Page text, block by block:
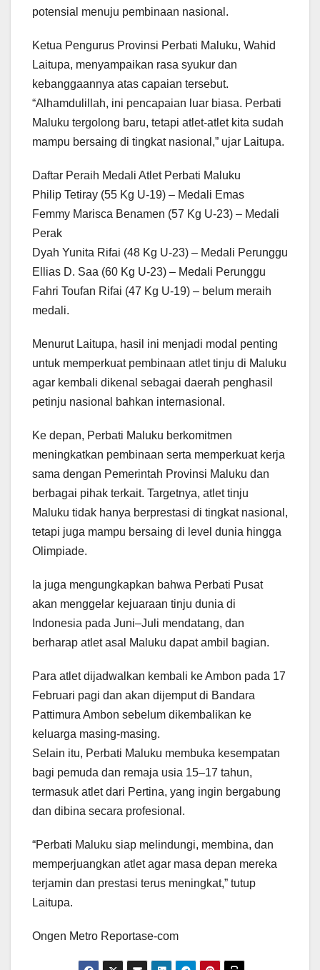
potensial menuju pembinaan nasional.
Ketua Pengurus Provinsi Perbati Maluku, Wahid
Laitupa, menyampaikan rasa syukur dan
kebanggaannya atas capaian tersebut.
“Alhamdulillah, ini pencapaian luar biasa. Perbati
Maluku tergolong baru, tetapi atlet-atlet kita sudah
mampu bersaing di tingkat nasional,” ujar Laitupa.
Daftar Peraih Medali Atlet Perbati Maluku
Philip Tetiray (55 Kg U-19) – Medali Emas
Femmy Marisca Benamen (57 Kg U-23) – Medali
Perak
Dyah Yunita Rifai (48 Kg U-23) – Medali Perunggu
Ellias D. Saa (60 Kg U-23) – Medali Perunggu
Fahri Toufan Rifai (47 Kg U-19) – belum meraih
medali.
Menurut Laitupa, hasil ini menjadi modal penting
untuk memperkuat pembinaan atlet tinju di Maluku
agar kembali dikenal sebagai daerah penghasil
petinju nasional bahkan internasional.
Ke depan, Perbati Maluku berkomitmen
meningkatkan pembinaan serta memperkuat kerja
sama dengan Pemerintah Provinsi Maluku dan
berbagai pihak terkait. Targetnya, atlet tinju
Maluku tidak hanya berprestasi di tingkat nasional,
tetapi juga mampu bersaing di level dunia hingga
Olimpiade.
Ia juga mengungkapkan bahwa Perbati Pusat
akan menggelar kejuaraan tinju dunia di
Indonesia pada Juni–Juli mendatang, dan
berharap atlet asal Maluku dapat ambil bagian.
Para atlet dijadwalkan kembali ke Ambon pada 17
Februari pagi dan akan dijemput di Bandara
Pattimura Ambon sebelum dikembalikan ke
keluarga masing-masing.
Selain itu, Perbati Maluku membuka kesempatan
bagi pemuda dan remaja usia 15–17 tahun,
termasuk atlet dari Pertina, yang ingin bergabung
dan dibina secara profesional.
“Perbati Maluku siap melindungi, membina, dan
memperjuangkan atlet agar masa depan mereka
terjamin dan prestasi terus meningkat,” tutup
Laitupa.
Ongen Metro Reportase-com